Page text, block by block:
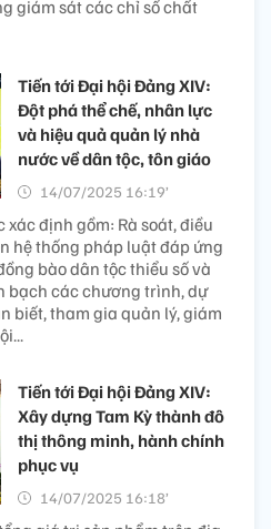
giám sát các chỉ số chất
Tiến tới Đại hội Đảng XIV:
Đột phá thể chế, nhân lực
và hiệu quả quản lý nhà
nước về dân tộc, tôn giáo
14/07/2025 16:19’
định gồm: Rà soát, điều
hệ thống pháp luật đáp ứng
bào dân tộc thiểu số và
bạch các chương trình, dự
biết, tham gia quản lý, giám
Tiến tới Đại hội Đảng XIV:
Xây dựng Tam Kỳ thành đô
thị thông minh, hành chính
phục vụ
14/07/2025 16:18’